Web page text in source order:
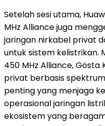
Setelah sesi utama,
MHz Alliance juga
jaringan nirkabel privat
untuk sistem kelistrikan.
450 MHz Alliance,
privat berbasis
penting yang menjaga
operasional jaringan
ekosistem yang